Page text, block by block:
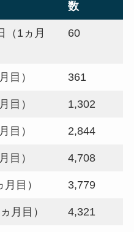
数
（1ヵ月
60
目） 361
目） 1,302
目） 2,844
目） 4,708
目） 3,779
月目） 4,321